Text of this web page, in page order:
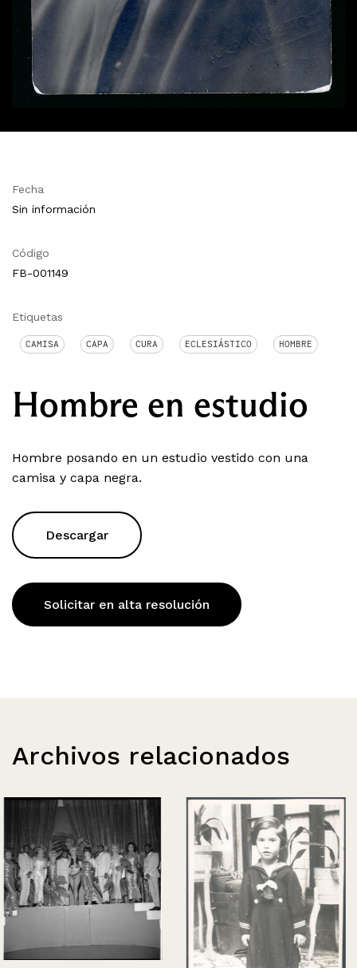
Fecha
Sin información
Código
FB-001149
Etiquetas
CAMISA CAPA CURA ECLESIÁSTICO HOMBRE
Hombre en estudio
Hombre posando en un estudio vestido con una
camisa y capa negra.
Descargar
Solicitar en alta resolución
Archivos relacionados